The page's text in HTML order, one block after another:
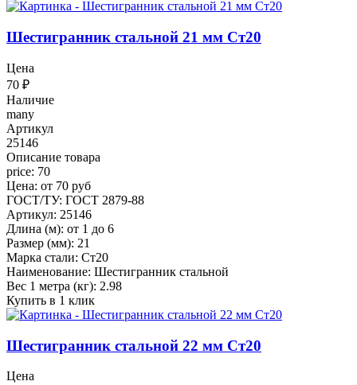
Шестигранник стальной 21 мм Ст20
Цена
70 ₽
Наличие
many
Артикул
25146
Описание товара
price: 70
Цена: от 70 руб
ГОСТ/ТУ: ГОСТ 2879-88
Артикул: 25146
Длина (м): от 1 до 6
Размер (мм): 21
Марка стали: Ст20
Наименование: Шестигранник стальной
Вес 1 метра (кг): 2.98
Купить в 1 клик
Шестигранник стальной 22 мм Ст20
Цена